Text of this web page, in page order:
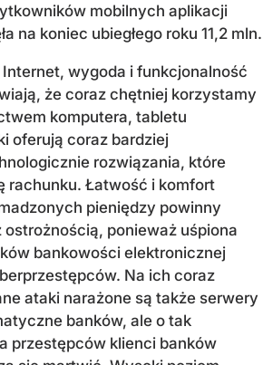
mobilnych aplikacji
na koniec ubiegłego roku 11,2 mln.
wygoda i funkcjonalność
że coraz chętniej korzystamy
komputera, tabletu
oferują coraz bardziej
rozwiązania, które
rachunku. Łatwość i komfort
pieniędzy powinny
ostrożnością, ponieważ uśpiona
bankowości elektronicznej
Na ich coraz
ataki narażone są także serwery
banków, ale o tak
przestępców klienci banków